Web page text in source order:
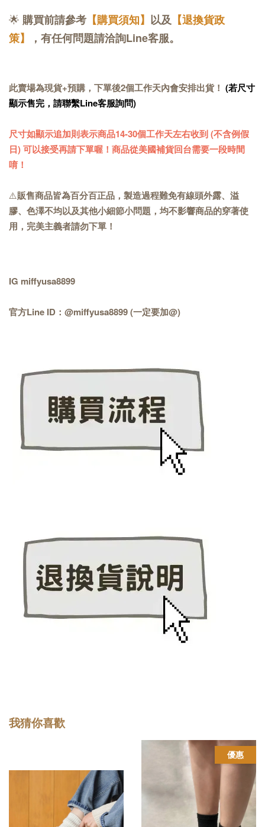
🌟 購買前請參考 【購買須知】 以及 【退換貨政
策】
，有任何問題請洽詢Line客服。
此賣場為現貨+預購，下單後2個工作天內會安排出貨！ (若尺寸
顯示售完，請聯繫Line客服詢問)
尺寸如顯示追加則表示商品14-30個工作天左右收到 (不含例假
日) 可以接受再請下單喔！商品從美國補貨回台需要一段時間
唷！
⚠️販售商品皆為百分百正品，製造過程難免有線頭外露、溢
膠、色澤不均以及其他小細節小問題，均不影響商品的穿著使
用，完美主義者請勿下單！
IG miffyusa8899
官方Line ID：@miffyusa8899 (一定要加@)
我猜你喜歡
優惠